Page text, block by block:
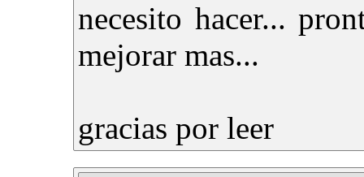
necesito hacer...
mejorar mas...
gracias por leer